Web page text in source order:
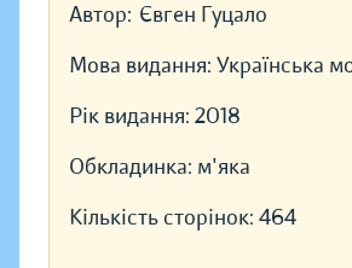
Автор: Євген Гуцало
Мова видання: Українська
Рік видання: 2018
Обкладинка: м'яка
Кількість сторінок: 464